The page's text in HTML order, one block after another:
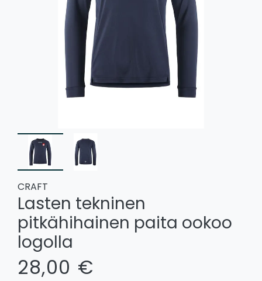
CRAFT
Lasten tekninen
pitkähihainen paita ookoo
logolla
28,00 €